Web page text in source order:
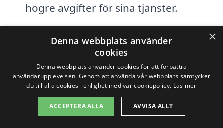
högre avgifter för sina tjänster.
Även säsongen kan spela en roll i
prissättningen av trädgårdsskötsel i
Resarö. Under våren och sommaren, när
efterfrågan på trädgårdstjänster är som
högst, kan priserna vara något högre än
×
Denna webbplats använder
cookies
Denna webbplats använder cookies för att förbättra
användarupplevelsen. Genom att använda vår webbplats samtycker
du till alla cookies i enlighet med vår cookiepolicy. Läs mer
ACCEPTERA ALLA AVVISA ALLT